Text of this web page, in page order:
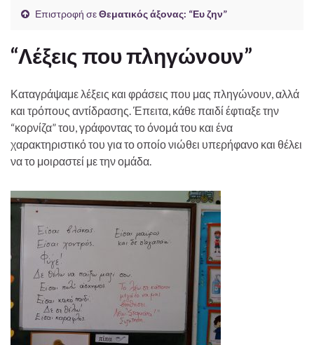
Επιστροφή σεΘεματικός άξονας: “Ευ ζην”
“Λέξεις που πληγώνουν”
Καταγράψαμε λέξεις και φράσεις που μας πληγώνουν, αλλά
και τρόπους αντίδρασης. Έπειτα, κάθε παιδί έφτιαξε την
“κορνίζα” του, γράφοντας το όνομά του και ένα
χαρακτηριστικό του για το οποίο νιώθει υπερήφανο και θέλει
να το μοιραστεί με την ομάδα.